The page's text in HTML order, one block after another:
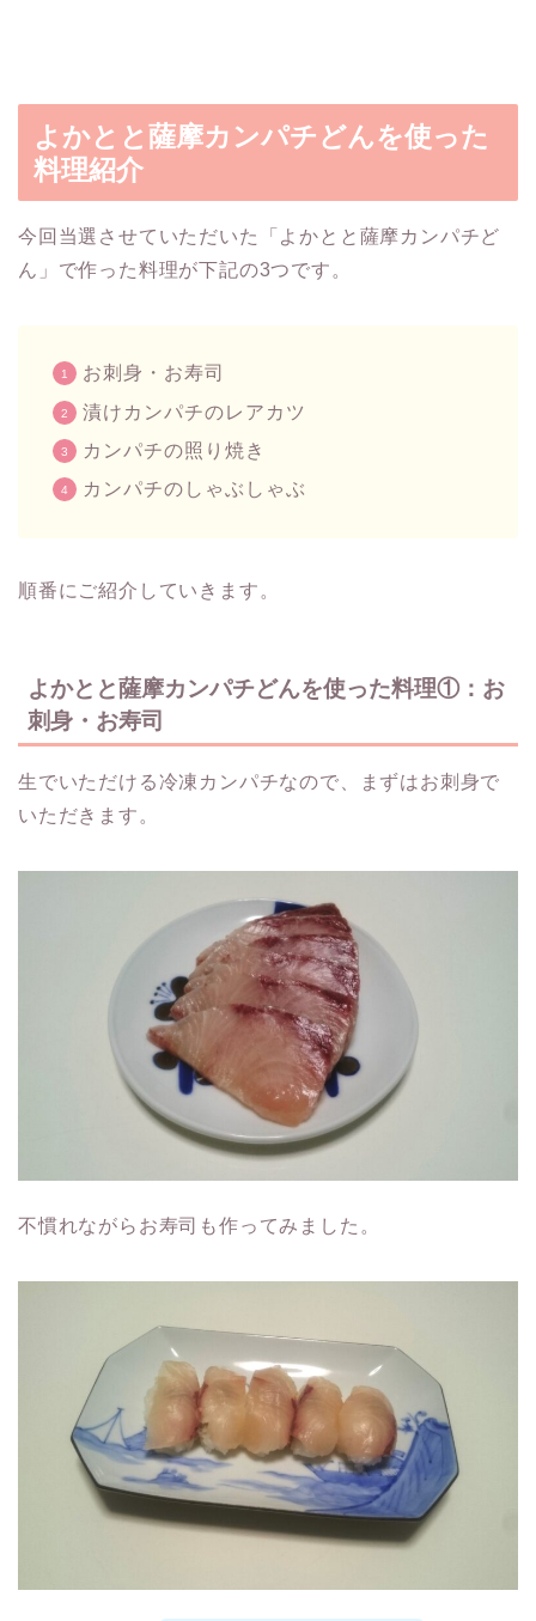
よかとと薩摩カンパチどんを使った
料理紹介
今回当選させていただいた「よかとと薩摩カンパチど
ん」で作った料理が下記の3つです。
お刺身・お寿司
漬けカンパチのレアカツ
カンパチの照り焼き
カンパチのしゃぶしゃぶ
順番にご紹介していきます。
よかとと薩摩カンパチどんを使った料理①：お
刺身・お寿司
生でいただける冷凍カンパチなので、まずはお刺身で
いただきます。
不慣れながらお寿司も作ってみました。